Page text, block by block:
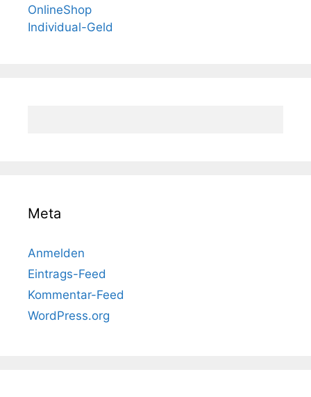
OnlineShop
Individual-Geld
Meta
Anmelden
Eintrags-Feed
Kommentar-Feed
WordPress.org